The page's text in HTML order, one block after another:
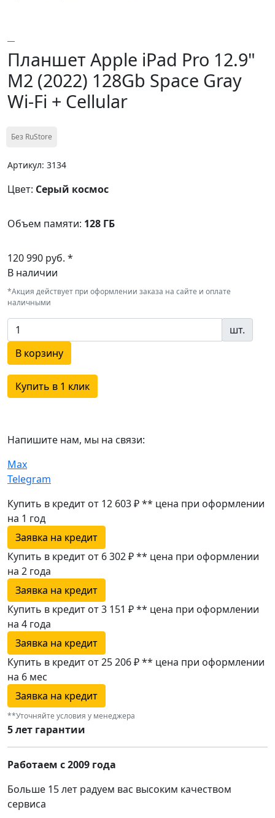
Планшет Apple iPad Pro 12.9"
M2 (2022) 128Gb Space Gray
Wi-Fi + Cellular
Без RuStore
Артикул: 3134
Цвет: Серый космос
Объем памяти: 128 ГБ
120 990 руб. *
В наличии
*Акция действует при оформлении заказа на сайте и оплате
наличными
шт.
В корзину
Купить в 1 клик
Напишите нам, мы на связи:
Max
Telegram
Купить в кредит от 12 603 ₽** цена при оформлении
на 1 год
Заявка на кредит
Купить в кредит от 6 302 ₽** цена при оформлении
на 2 года
Заявка на кредит
Купить в кредит от 3 151 ₽** цена при оформлении
на 4 года
Заявка на кредит
Купить в кредит от 25 206 ₽** цена при оформлении
на 6 мес
Заявка на кредит
**Уточняйте условия у менеджера
5 лет гарантии
Работаем с 2009 года
Больше 15 лет радуем вас высоким качеством
сервиса